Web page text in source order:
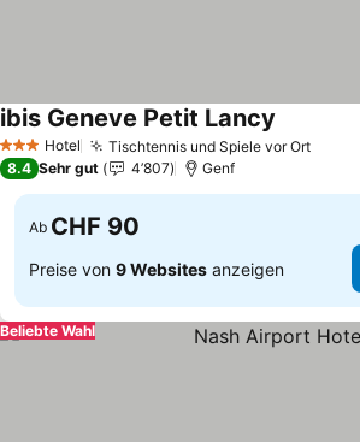
3 SterneHotel Tischtennis und Spiele vor Ort
ibis Geneve Petit Lancy
8.4 Sehr gut 4’807 Genf
Ab CHF 90
Preise von 9 Websites anzeigen
Beliebte Wahl